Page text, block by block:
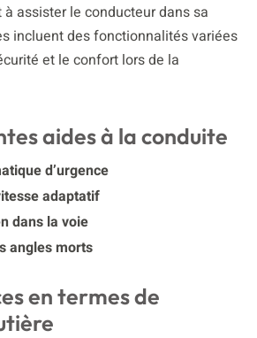
assister le conducteur dans sa
incluent des fonctionnalités variées
et le confort lors de la
aides à la conduite
d’urgence
adaptatif
dans la voie
angles morts
en termes de